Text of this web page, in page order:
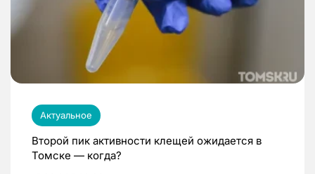
Актуальное
Второй пик активности клещей ожидается в
Томске — когда?